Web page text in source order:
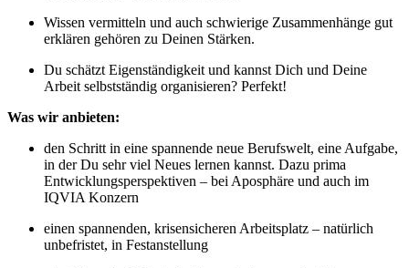
Wissen vermitteln und auch schwierige Zusammenhänge gut
erklären gehören zu Deinen Stärken.
Du schätzt Eigenständigkeit und kannst Dich und Deine
Arbeit selbstständig organisieren? Perfekt!
Was wir anbieten:
den Schritt in eine spannende neue Berufswelt, eine Aufgabe,
in der Du sehr viel Neues lernen kannst. Dazu prima
Entwicklungsperspektiven – bei Aposphäre und auch im
IQVIA Konzern
einen spannenden, krisensicheren Arbeitsplatz – natürlich
unbefristet, in Festanstellung